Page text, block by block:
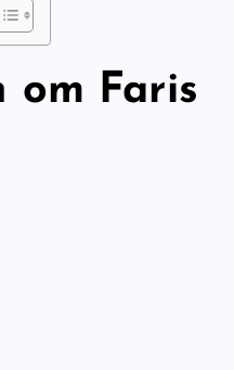
om Faris